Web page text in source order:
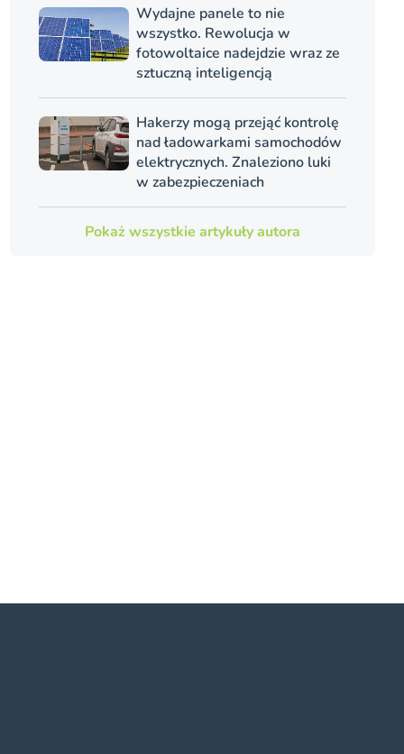
Wydajne panele to nie
wszystko. Rewolucja w
fotowoltaice nadejdzie wraz ze
sztuczną inteligencją
Hakerzy mogą przejąć kontrolę
nad ładowarkami samochodów
elektrycznych. Znaleziono luki
w zabezpieczeniach
Pokaż wszystkie artykuły autora